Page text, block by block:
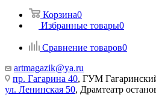
Корзина0
Избранные товары0
Сравнение товаров0
artmagazik@ya.ru
пр. Гагарина 40, ГУМ
ул. Ленинская 50, Драмтеатр